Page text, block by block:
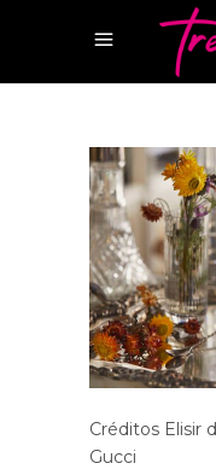
Créditos Elisir
Gucci